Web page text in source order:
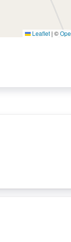
Leaflet | ©